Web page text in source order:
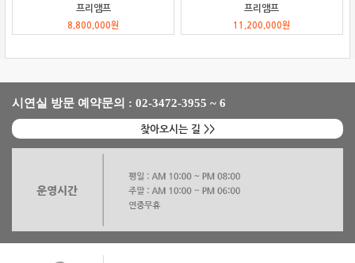
프리앰프
8,800,000원
프리앰프
11,200,000원
시연실 방문 예약문의 : 02-3472-3955 ~ 6
찾아오시는 길 >>